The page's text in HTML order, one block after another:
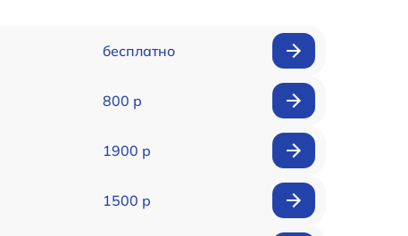
бесплатно
800 р
1900 р
1500 р